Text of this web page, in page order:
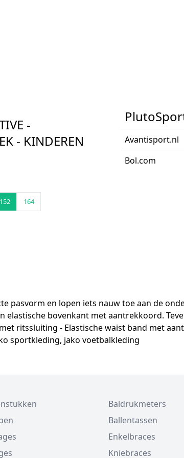
-
- KINDEREN
152 164
Avantisport.nl
Bol.com
pasvorm en lopen iets nauw toe aan de
elastische bovenkant met aantrekkoord.
ritssluiting - Elastische waist band met
sportkleding, jako voetbalkleding
Baldrukmeters
Ballentassen
Enkelbraces
Kniebraces